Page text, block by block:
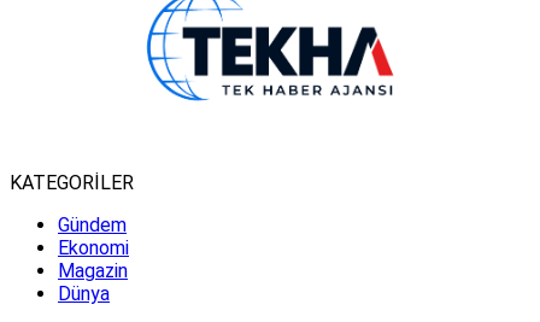
KATEGORİLER
Gündem
Ekonomi
Magazin
Dünya